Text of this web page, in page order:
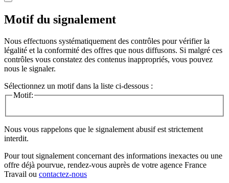
Motif du signalement
Nous effectuons systématiquement des contrôles pour vérifier la
légalité et la conformité des offres que nous diffusons. Si malgré ces
contrôles vous constatez des contenus inappropriés, vous pouvez
nous le signaler.
Sélectionnez un motif dans la liste ci-dessous :
Motif:
Nous vous rappelons que le signalement abusif est strictement
interdit.
Pour tout signalement concernant des informations inexactes ou une
offre déjà pourvue, rendez-vous auprès de votre agence France
Travail ou contactez-nous